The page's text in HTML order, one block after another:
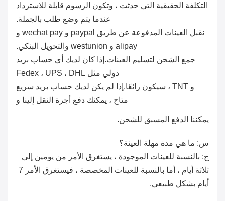
التكلفة الحقيقية التي حدثت ، وتكون الرسوم قابلة للاسترداد
عندما يتم وضع طلب بالجملة.
نقبل العينات المدفوعة عن طريق paypal و wechat pay و
alipay و westunion والتحويل البنكي.
جمع الشحن لتسليم العينات.إذا كان لديك أي حساب بريد
دولي مثل Fedex ، UPS ، DHL
و TNT ، سيكون رائعًا.إذا لم يكن لديك حساب بريد سريع
متاح ، يمكنك دفع أجرة النقل إلينا و
يمكننا الدفع المسبق للشحن.
س: ما هي مدة مهلة العينة؟
ج: بالنسبة للعينات الموجودة ، يستغرق الأمر من يومين إلى
ثلاثة أيام ، أما بالنسبة للعينات المخصصة ، فيستغرق الأمر 7
أيام بشكل طبيعي.